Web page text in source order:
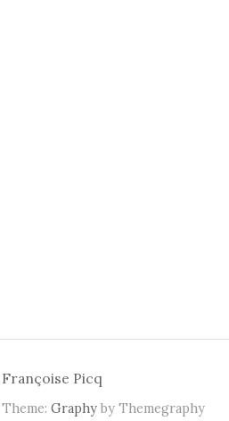
Françoise Picq
Theme: Graphy by Themegraphy